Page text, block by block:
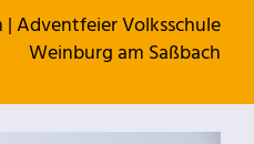
|Adventfeier Volksschule
Weinburg am Saßbach